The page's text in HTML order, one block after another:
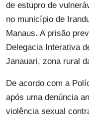
de estupro de
no município de
Manaus. A prisão
Delegacia Interativa
Janauari, zona rural
De acordo com a
após uma denúncia
violência sexual